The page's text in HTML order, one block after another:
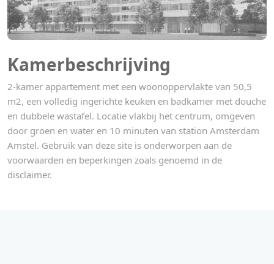
Kamerbeschrijving
2-kamer appartement met een woonoppervlakte van 50,5
m2, een volledig ingerichte keuken en badkamer met douche
en dubbele wastafel. Locatie vlakbij het centrum, omgeven
door groen en water en 10 minuten van station Amsterdam
Amstel. Gebruik van deze site is onderworpen aan de
voorwaarden en beperkingen zoals genoemd in de
disclaimer.